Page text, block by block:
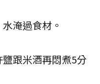
淹過食材。
跟米酒再悶煮5分